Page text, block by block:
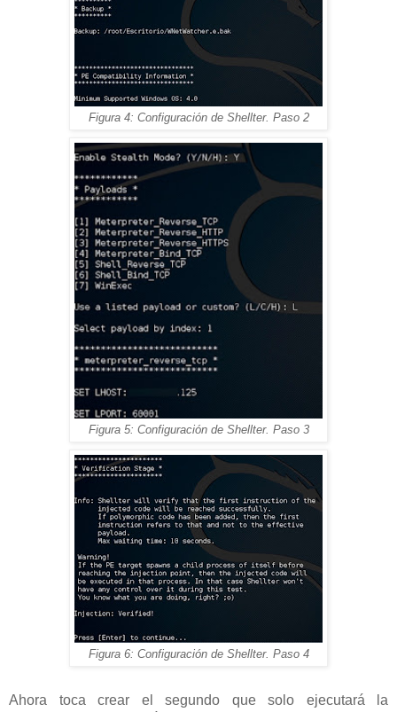
Figura 4: Configuración de Shellter. Paso 2
Figura 5: Configuración de Shellter. Paso 3
Figura 6: Configuración de Shellter. Paso 4
Ahora toca crear el segundo que solo ejecutará la